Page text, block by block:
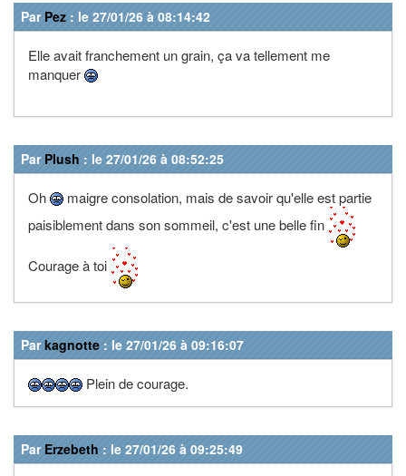
Par Pez : le 27/01/26 à 08:14:42
Elle avait franchement un grain, ça va tellement me
manquer
Par Plush : le 27/01/26 à 08:52:25
Oh
maigre consolation, mais de savoir qu'elle est partie
paisiblement dans son sommeil, c'est une belle fin
Courage à toi
Parkagnotte : le 27/01/26 à 09:16:07
Plein de courage.
Par Erzebeth : le 27/01/26 à 09:25:49